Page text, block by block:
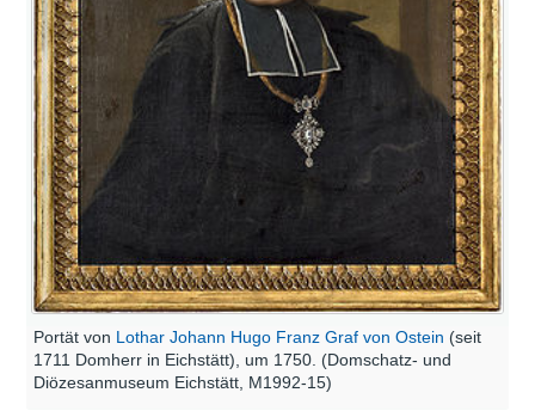
Portät von Lothar Johann Hugo Franz Graf von Ostein (seit
1711 Domherr in Eichstätt), um 1750. (Domschatz- und
Diözesanmuseum Eichstätt, M1992-15)